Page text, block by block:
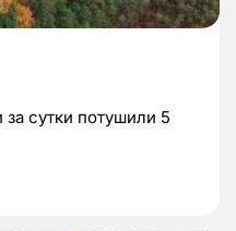
сутки потушили 5